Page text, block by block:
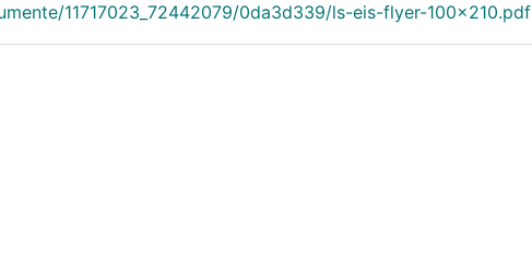
11717023_72442079/0da3d339/ls-eis-flyer-100x210.pdf